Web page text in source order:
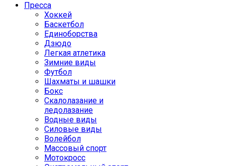
Пресса
Хоккей
Баскетбол
Единоборства
Дзюдо
Легкая атлетика
Зимние виды
Футбол
Шахматы и шашки
Бокс
Скалолазание и
ледолазание
Водные виды
Силовые виды
Волейбол
Массовый спорт
Мотокросс